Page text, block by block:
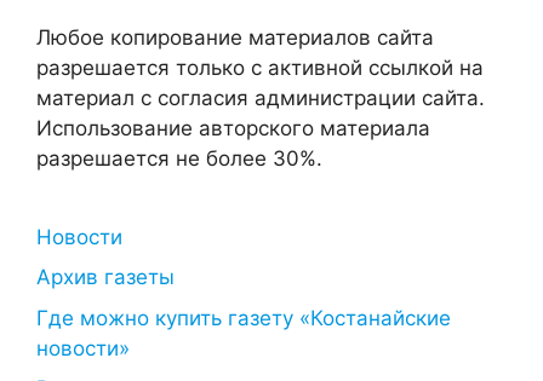
Любое копирование материалов сайта
разрешается только с активной ссылкой на
материал с согласия администрации сайта.
Использование авторского материала
разрешается не более 30%.
Новости
Архив газеты
Где можно купить газету «Костанайские
новости»